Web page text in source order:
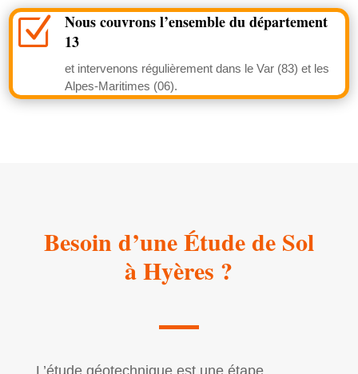
Z
Nous couvrons l’ensemble du département
13
et intervenons régulièrement dans le Var (83) et les
Alpes-Maritimes (06).
Besoin d’une Étude de Sol
à Hyères ?
L’étude géotechnique est une étape